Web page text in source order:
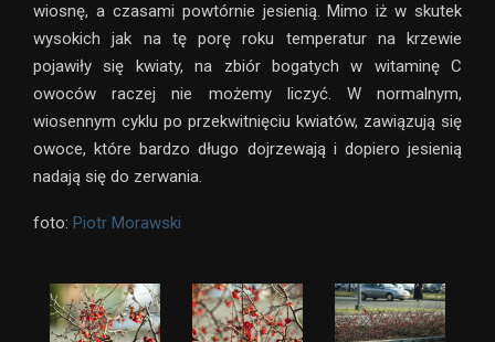
wiosnę, a czasami powtórnie jesienią. Mimo iż w skutek
wysokich jak na tę porę roku temperatur na krzewie
pojawiły się kwiaty, na zbiór bogatych w witaminę C
owoców raczej nie możemy liczyć. W normalnym,
wiosennym cyklu po przekwitnięciu kwiatów, zawiązują się
owoce, które bardzo długo dojrzewają i dopiero jesienią
nadają się do zerwania.
foto: Piotr Morawski